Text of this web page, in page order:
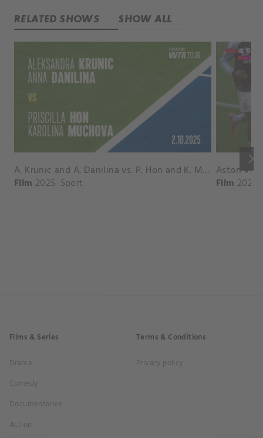
RELATED SHOWS SHOW ALL
keyboard_arrow_right
A. Krunic and A. Danilina vs. P. Hon and K. Muchova Match Highlights - BEIJING_Capital Group Diamond ( October 02, 2025)
Film 2025 Sport Film 2026
Films & Series
Drama
Comedy
Documentaries
Action
Terms & Conditions
Privacy policy